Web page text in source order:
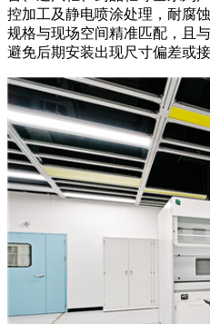
控加工及静电喷涂处理，耐腐
规格与现场空间精准匹配，且
避免后期安装出现尺寸偏差或接